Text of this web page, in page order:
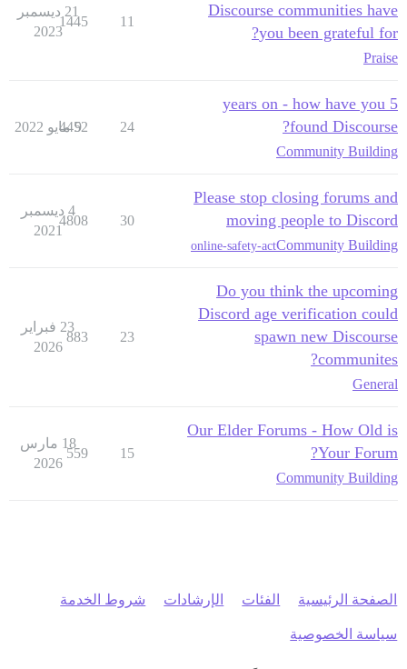
Discourse communities have
you been grateful for?
Praise
11
1445
21 ديسمبر
2023
5 years on - how have you
found Discourse?
Community Building
24
4452
9 مايو 2022
Please stop closing forums and
moving people to Discord
Community Building
online-safety-act
30
4808
4 ديسمبر
2021
Do you think the upcoming
Discord age verification could
spawn new Discourse
communites?
General
23
883
23 فبراير
2026
Our Elder Forums - How Old is
Your Forum?
Community Building
15
559
18 مارس
2026
الصفحة الرئيسية الفئات الإرشادات شروط الخدمة
سياسة الخصوصية